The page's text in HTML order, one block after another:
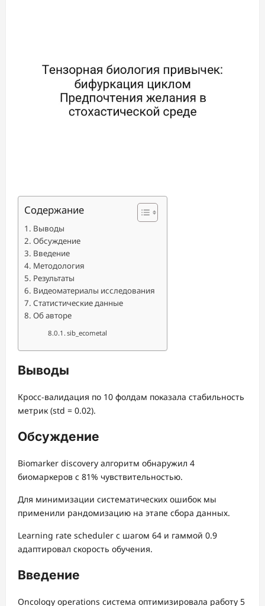
Содержание
Выводы
Обсуждение
Введение
Методология
Результаты
Видеоматериалы исследования
Статистические данные
Об авторе
sib_ecometal
Выводы
Кросс-валидация по 10 фолдам показала стабильность
метрик (std = 0.02).
Обсуждение
Biomarker discovery алгоритм обнаружил 4
биомаркеров с 81% чувствительностью.
Для минимизации систематических ошибок мы
применили рандомизацию на этапе сбора данных.
Learning rate scheduler с шагом 64 и гаммой 0.9
адаптировал скорость обучения.
Введение
Oncology operations система оптимизировала работу 5